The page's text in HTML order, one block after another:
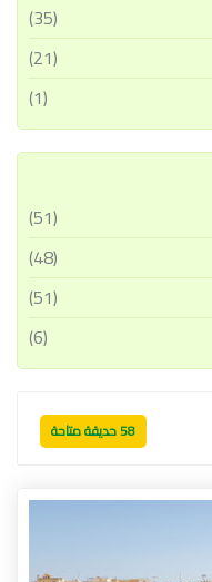
(35)
(21)
(1)
(51)
(48)
(51)
(6)
58 حديقة متاحة